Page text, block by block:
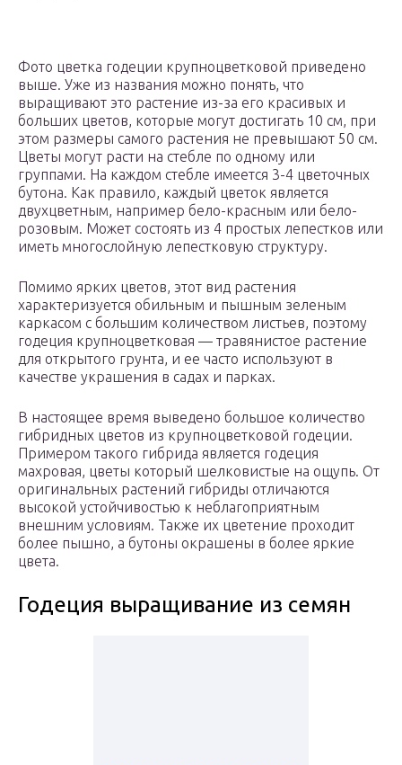
Фото цветка годеции крупноцветковой приведено
выше. Уже из названия можно понять, что
выращивают это растение из-за его красивых и
больших цветов, которые могут достигать 10 см, при
этом размеры самого растения не превышают 50 см.
Цветы могут расти на стебле по одному или
группами. На каждом стебле имеется 3-4 цветочных
бутона. Как правило, каждый цветок является
двухцветным, например бело-красным или бело-
розовым. Может состоять из 4 простых лепестков или
иметь многослойную лепестковую структуру.
Помимо ярких цветов, этот вид растения
характеризуется обильным и пышным зеленым
каркасом с большим количеством листьев, поэтому
годеция крупноцветковая — травянистое растение
для открытого грунта, и ее часто используют в
качестве украшения в садах и парках.
В настоящее время выведено большое количество
гибридных цветов из крупноцветковой годеции.
Примером такого гибрида является годеция
махровая, цветы который шелковистые на ощупь. От
оригинальных растений гибриды отличаются
высокой устойчивостью к неблагоприятным
внешним условиям. Также их цветение проходит
более пышно, а бутоны окрашены в более яркие
цвета.
Годеция выращивание из семян